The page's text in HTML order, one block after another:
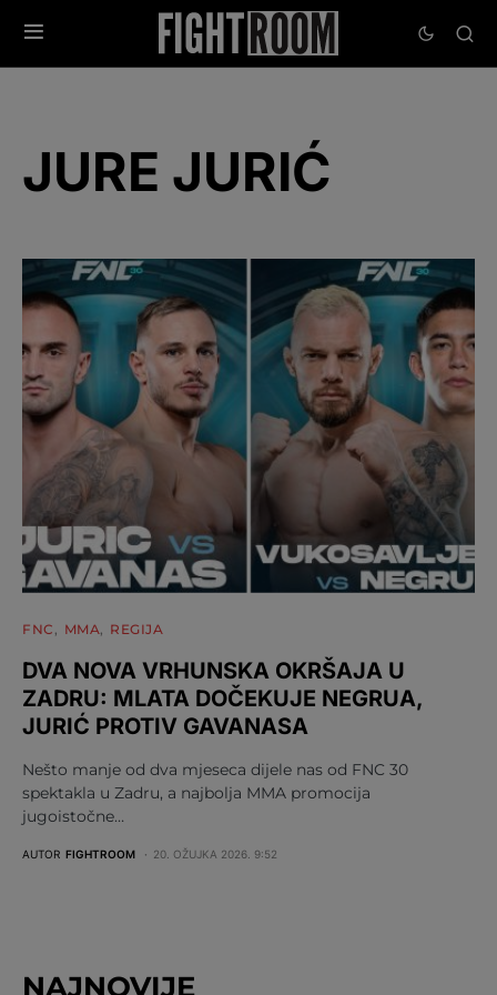
JURE JURIĆ
FNC MMA REGIJA
DVA NOVA VRHUNSKA OKRŠAJA U
ZADRU: MLATA DOČEKUJE NEGRUA,
JURIĆ PROTIV GAVANASA
Nešto manje od dva mjeseca dijele nas od FNC 30
spektakla u Zadru, a najbolja MMA promocija
jugoistočne…
AUTOR FIGHTROOM 20. OŽUJKA 2026. 9:52
NAJNOVIJE